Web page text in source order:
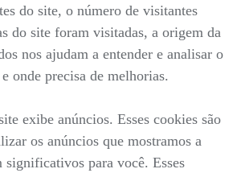
do site, o número de visitantes
do site foram visitadas, a origem da
nos ajudam a entender e analisar o
onde precisa de melhorias.
exibe anúncios. Esses cookies são
os anúncios que mostramos a
significativos para você. Esses